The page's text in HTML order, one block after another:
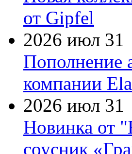
от Gipfel
2026 июл 31
Пополнение
компании
2026 июл 31
Новинка от
соусник